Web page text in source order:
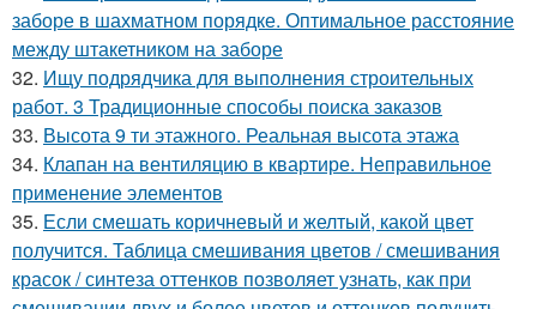
заборе в шахматном порядке. Оптимальное расстояние
между штакетником на заборе
32. Ищу подрядчика для выполнения строительных
работ. 3 Традиционные способы поиска заказов
33. Высота 9 ти этажного. Реальная высота этажа
34. Клапан на вентиляцию в квартире. Неправильное
применение элементов
35. Если смешать коричневый и желтый, какой цвет
получится. Таблица смешивания цветов / смешивания
красок / синтеза оттенков позволяет узнать, как при